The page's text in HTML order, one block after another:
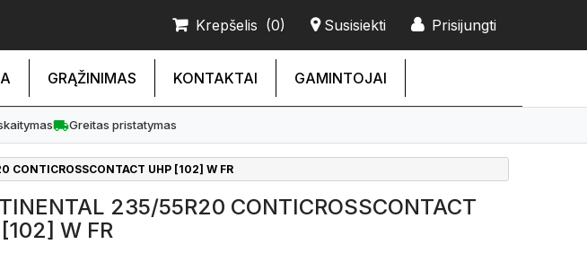
Prisijungti
Susisiekti
Krepšelis (0)
GRĄŽINIMAS KONTAKTAI GAMINTOJAI
Greitas pristatymas
CONTICROSSCONTACT UHP [102] W FR
235/55R20 CONTICROSSCONTACT
W FR